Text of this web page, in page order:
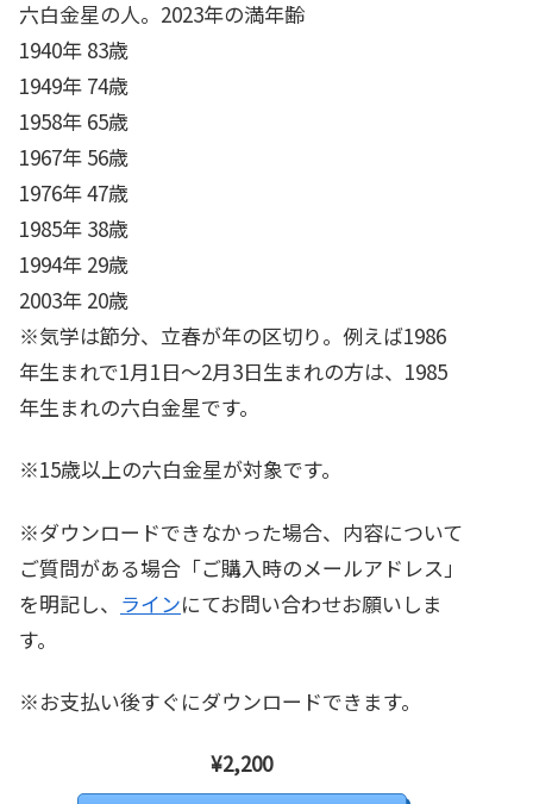
六白金星の人。2023年の満年齢
1940年 83歳
1949年 74歳
1958年 65歳
1967年 56歳
1976年 47歳
1985年 38歳
1994年 29歳
2003年 20歳
※気学は節分、立春が年の区切り。例えば1986
年生まれで1月1日～2月3日生まれの方は、1985
年生まれの六白金星です。
※15歳以上の六白金星が対象です。
※ダウンロードできなかった場合、内容について
ご質問がある場合「ご購入時のメールアドレス」
を明記し、 ラインにてお問い合わせお願いしま
す。
※お支払い後すぐにダウンロードできます。
¥2,200